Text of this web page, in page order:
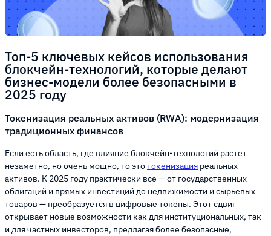
Топ-5 ключевых кейсов использования
блокчейн-технологий, которые делают
бизнес-модели более безопасными в
2025 году
Токенизация реальных активов (RWA): модернизация
традиционных финансов
Если есть область, где влияние блокчейн-технологий растет
незаметно, но очень мощно, то этотокенизация реальных
активов. К 2025 году практически все — от государственных
облигаций и прямых инвестиций до недвижимости и сырьевых
товаров — преобразуется в цифровые токены. Этот сдвиг
открывает новые возможности как для институциональных, так
и для частных инвесторов, предлагая более безопасные,